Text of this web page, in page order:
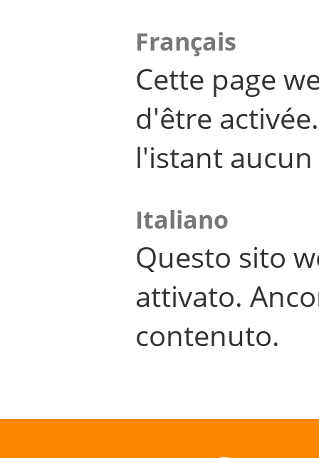
Français
Cette page
d'être
l'istant
Italiano
Questo sito
attivato.
contenuto.